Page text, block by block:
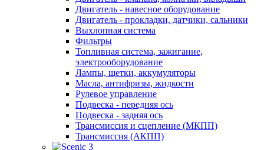
Двигатель - навесное оборудование
Двигатель - прокладки, датчики, сальники
Выхлопная система
Фильтры
Топливная система, зажигание,
электрооборудование
Лампы, щетки, аккумуляторы
Масла, антифризы, жидкости
Рулевое управление
Подвеска - передняя ось
Подвеска - задняя ось
Трансмиссия и сцепление (МКПП)
Трансмиссия (АКПП)